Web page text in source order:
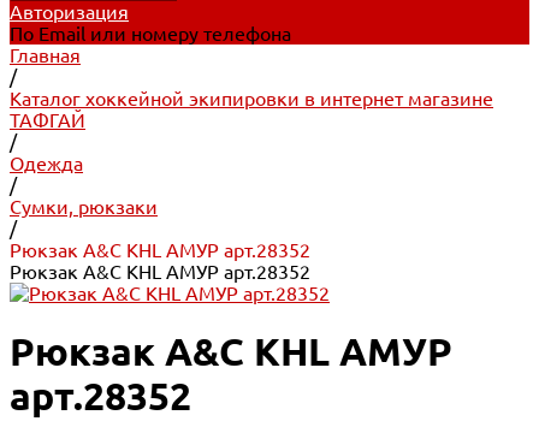
Авторизация
По Email или номеру телефона
Главная
/
Каталог хоккейной экипировки в интернет магазине
ТАФГАЙ
/
Одежда
/
Сумки, рюкзаки
/
Рюкзак A&C KHL АМУР арт.28352
Рюкзак A&C KHL АМУР арт.28352
Рюкзак A&C KHL АМУР
арт.28352